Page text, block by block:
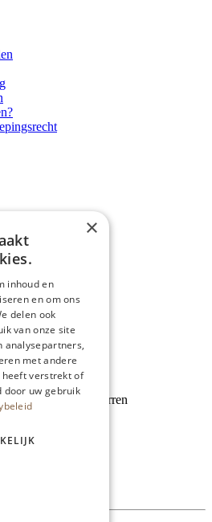
met 4.9 van de 5 sterren
×
inhoud en
en om ons
delen ook
van onze site
analysepartners,
met andere
verstrekt of
door uw gebruik